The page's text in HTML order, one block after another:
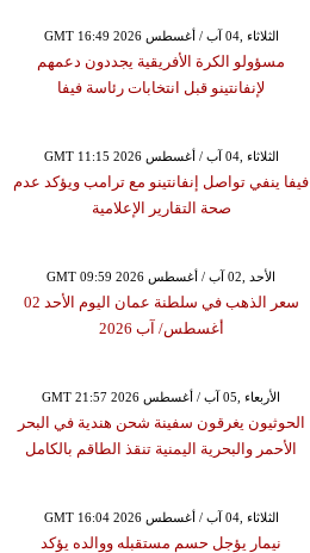
GMT 16:49 2026 الثلاثاء ,04 آب / أغسطس
مسؤولو الكرة الأفريقية يجددون دعمهم
لإنفانتينو قبل انتخابات رئاسة فيفا
GMT 11:15 2026 الثلاثاء ,04 آب / أغسطس
فيفا ينفي تواصل إنفانتينو مع ترامب ويؤكد عدم
صحة التقارير الإعلامية
GMT 09:59 2026 الأحد ,02 آب / أغسطس
سعر الذهب في سلطنة عمان اليوم الأحد 02
أغسطس/ آب 2026
GMT 21:57 2026 الأربعاء ,05 آب / أغسطس
الحوثيون يغرقون سفينة شحن هندية في البحر
الأحمر والبحرية اليمنية تنقذ الطاقم بالكامل
GMT 16:04 2026 الثلاثاء ,04 آب / أغسطس
نيمار يؤجل حسم مستقبله ووالده يؤكد